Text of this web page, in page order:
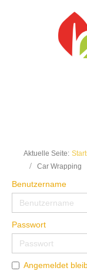
Aktuelle Seite:
Car Wrapping
Benutzername
Passwort
Angemeldet